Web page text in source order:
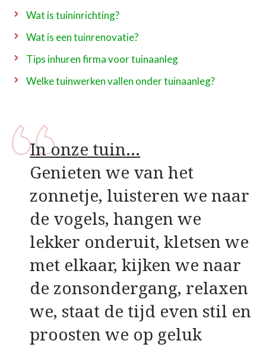
Wat is tuininrichting?
Wat is een tuinrenovatie?
Tips inhuren firma voor tuinaanleg
Welke tuinwerken vallen onder tuinaanleg?
In onze tuin…
Genieten we van het
zonnetje, luisteren we naar
de vogels, hangen we
lekker onderuit, kletsen we
met elkaar, kijken we naar
de zonsondergang, relaxen
we, staat de tijd even stil en
proosten we op geluk